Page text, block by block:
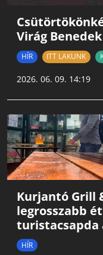
Virág
HÍR ITT LAKUNK
2026. 06. 09. 14:19
Kurjantó Grill
legrosszabb
turistacsapda
HÍR